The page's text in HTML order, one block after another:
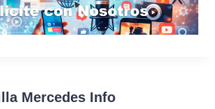
Mercedes Info